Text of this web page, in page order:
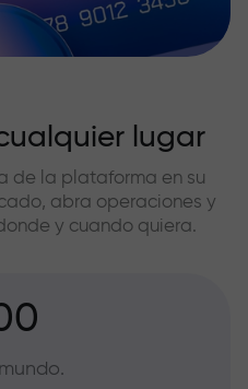
lugar
de la plataforma en su
abra operaciones y
y cuando quiera.